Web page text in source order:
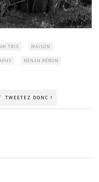
TRIX MAISON
RENAN PÉRON
TWEETEZ DONC !